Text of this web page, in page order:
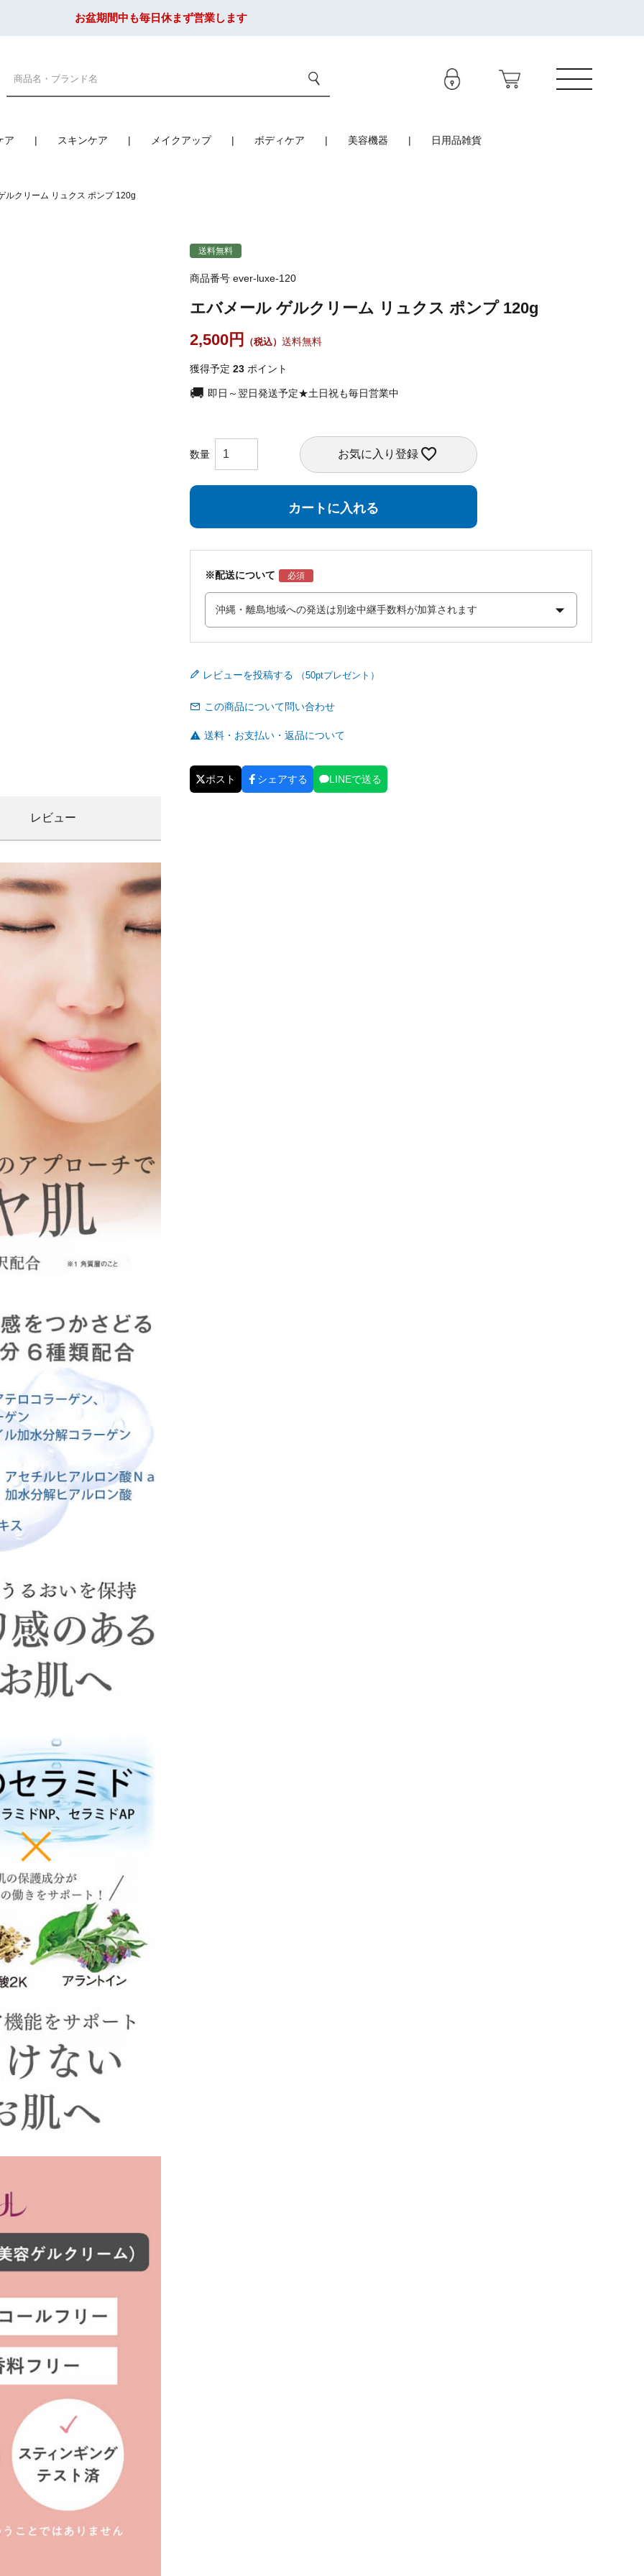
お盆期間中も毎日休まず営業します
ア スキンケア メイクアップ ボディケア 美容機器 日用品雑貨
ルクリーム リュクス ポンプ 120g
レビュー
送料無料
商品番号 ever-luxe-120
エバメール ゲルクリーム リュクス ポンプ 120g
2,500
送料無料
獲得予定 23 ポイント
即日～翌日発送予定★土日祝も毎日営業中
お気に入り登録
カートに入れる
※配送について
レビューを投稿する
この商品について問い合わせ
送料・お支払い・返品について
ポスト シェアする LINEで送る